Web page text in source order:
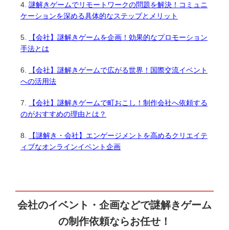
謎解きゲームでリモートワークの問題を解決！コミュニ
ケーションを深める具体的なステップとメリット
【会社】謎解きゲームを企画！効果的なプロモーション
手法とは
【会社】謎解きゲームで広がる世界！国際交流イベント
への活用法
【会社】謎解きゲームで町おこし！制作会社へ依頼する
のがおすすめの理由とは？
【謎解き・会社】エンゲージメントを高めるクリエイテ
ィブなオンラインイベント企画
会社のイベント・企画などで謎解きゲーム
の制作依頼ならお任せ！